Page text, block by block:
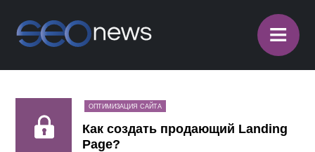
≡
ОПТИМИЗАЦИЯ САЙТА
Как создать продающий Landing
Page?